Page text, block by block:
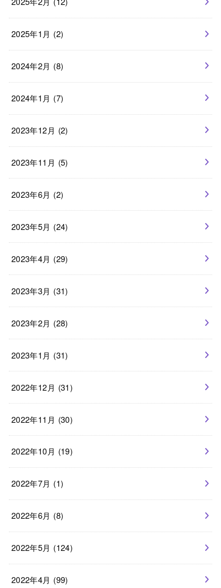
2025年1月 (2)
2024年2月 (8)
2024年1月 (7)
2023年12月 (2)
2023年11月 (5)
2023年6月 (2)
2023年5月 (24)
2023年4月 (29)
2023年3月 (31)
2023年2月 (28)
2023年1月 (31)
2022年12月 (31)
2022年11月 (30)
2022年10月 (19)
2022年7月 (1)
2022年6月 (8)
2022年5月 (124)
2022年4月 (99)